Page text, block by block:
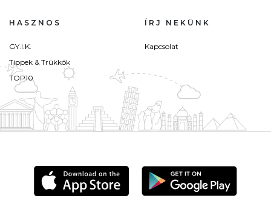
HASZNOS
GY.I.K.
Tippek & Trükkök
TOP10
ÍRJ NEKÜNK
Kapcsolat